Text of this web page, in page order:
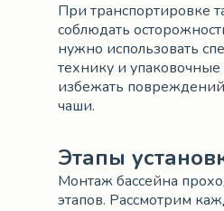
При транспортировке
соблюдать
нужно использовать
технику и
избежать
чаши.
Этапы
Монтаж бассейна
этапов. Рассмотрим